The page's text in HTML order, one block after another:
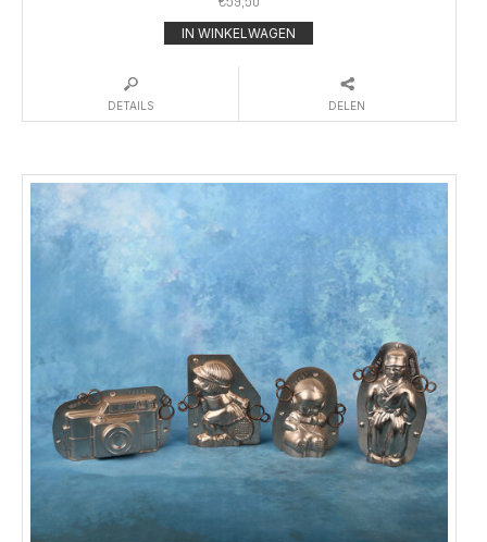
IN WINKELWAGEN
DETAILS DELEN